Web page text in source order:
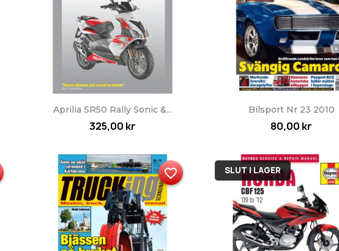
Snabbvy
Aprilia SR50 Rally Sonic &...
325,00 kr
Snabbvy
Bilsport Nr 23 2010
80,00 kr
favorite_border SLUT I LAGER